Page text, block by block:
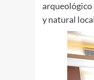
y natural